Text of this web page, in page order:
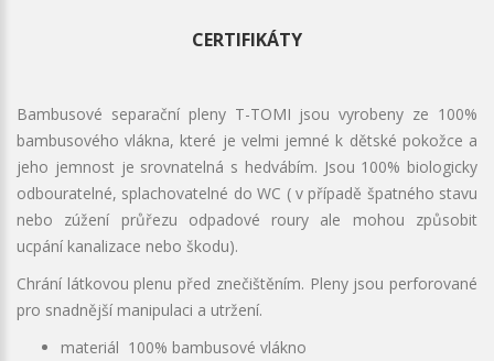
CERTIFIKÁTY
Bambusové separační pleny T-TOMI jsou vyrobeny ze 100%
bambusového vlákna, které je velmi jemné k dětské pokožce a
jeho jemnost je srovnatelná s hedvábím. Jsou 100% biologicky
odbouratelné, splachovatelné do WC ( v případě špatného stavu
nebo zúžení průřezu odpadové roury ale mohou způsobit
ucpání kanalizace nebo škodu).
Chrání látkovou plenu před znečištěním. Pleny jsou perforované
pro snadnější manipulaci a utržení.
materiál 100% bambusové vlákno